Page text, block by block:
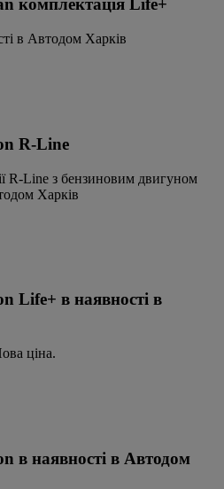
комплектація Life+
в Автодом Харків
R-Line
R-Line з бензиновим двигуном
Харків
Life+ в наявності в
ціна.
в наявності в Автодом